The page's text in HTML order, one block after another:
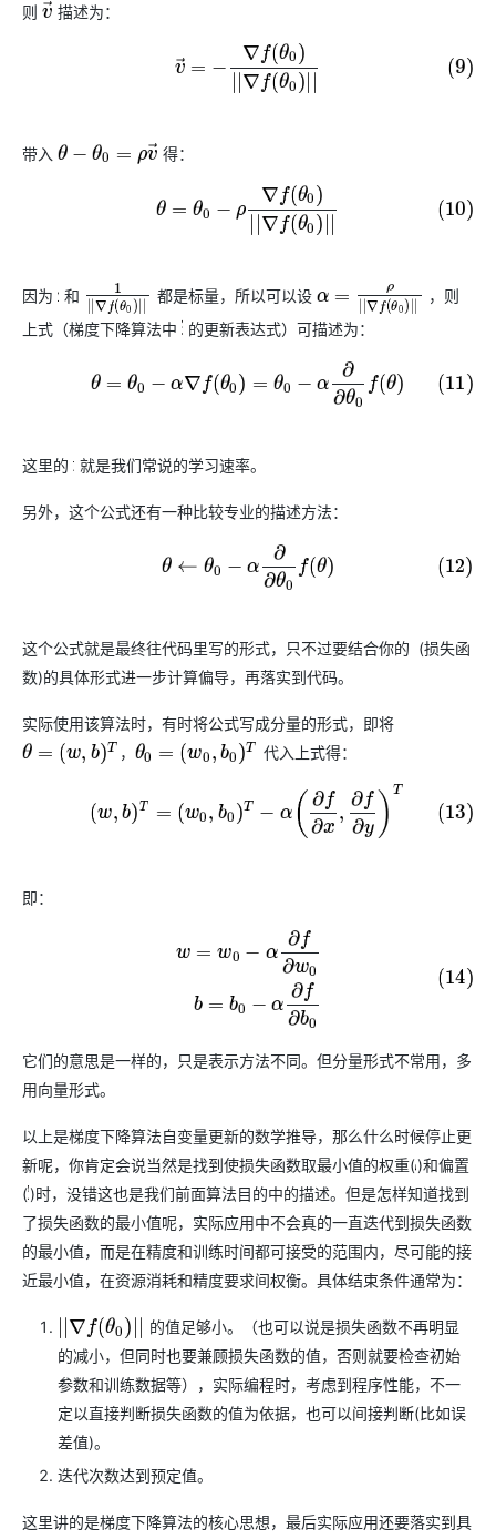
则 v→描述为：
v→ θ0 )||∇ (
带入 θ−θ0=ρ v→ 得：
(10) θ0 θ0) ||∇f( θ
因为 ρ和 1||∇f(θ0) ||
都是标量，所以可以设 α=ρ| ∇f(θ0)||
，则
上式（梯度下降算法中 θ的更新表达式）可描述为：
(11) 0−α∇f( θ θ0 0f(
这里的 α就是我们常说的学习速率。
另外，这个公式还有一种比较专业的描述方法：
(12) θ← ∂θ f(θ )
这个公式就是最终往代码里写的形式，只不过要结合你的 (损失函
数)的具体形式进一步计算偏导，再落实到代码。
实际使用该算法时，有时将公式写成分量的形式，即将
，
θ=(w ,b)T ，θ0 = (w0 ,b 0)T 代入上式得：
∂f ∂x,∂ ∂y)T
即：
b0−
它们的意思是一样的，只是表示方法不同。但分量形式不常用，多
用向量形式。
以上是梯度下降算法自变量更新的数学推导，那么什么时候停止更
新呢，你肯定会说当然是找到使损失函数取最小值的权重(w
)和偏置
(b
)时，没错这也是我们前面算法目的中的描述。但是怎样知道找到
了损失函数的最小值呢，实际应用中不会真的一直迭代到损失函数
的最小值，而是在精度和训练时间都可接受的范围内，尽可能的接
近最小值，在资源消耗和精度要求间权衡。具体结束条件通常为：
∇f(θ0)| |
的值足够小。（也可以说是损失函数不再明显
的减小，但同时也要兼顾损失函数的值，否则就要检查初始
参数和训练数据等），实际编程时，考虑到程序性能，不一
定以直接判断损失函数的值为依据，也可以间接判断(比如误
差值)。
迭代次数达到预定值。
这里讲的是梯度下降算法的核心思想，最后实际应用还要落实到具